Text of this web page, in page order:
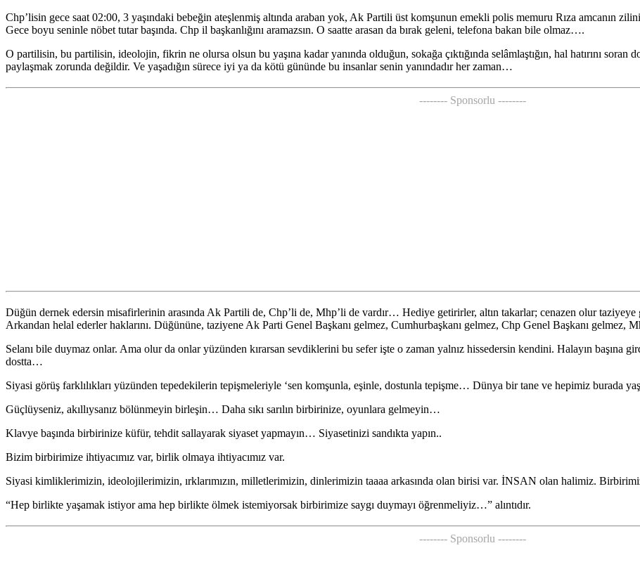
Chp’lisin gece saat 02:00, 3 yaşındaki bebeğin ateşlenmiş altında araban yok, Ak Partili üst komşunun emekli polis memuru Rıza amcanın
Gece boyu seninle nöbet tutar başında. Chp il başkanlığını aramazsın. O saatte arasan da bırak geleni, telefona bakan bile olmaz….
O partilisin, bu partilisin, ideolojin, fikrin ne olursa olsun bu yaşına kadar yanında olduğun, sokağa çıktığında selâmlaştığın, hal hatırını soran
paylaşmak zorunda değildir. Ve yaşadığın sürece iyi ya da kötü gününde bu insanlar senin yanındadır her zaman…
-------- Sponsorlu --------
Düğün dernek edersin misafirlerinin arasında Ak Partili de, Chp’li de, Mhp’li de vardır… Hediye getirirler, altın takarlar; cenazen olur
Arkandan helal ederler haklarını. Düğününe, taziyene Ak Parti Genel Başkanı gelmez, Cumhurbaşkanı gelmez, Chp Genel Başkanı gelmez,
Selanı bile duymaz onlar. Ama olur da onlar yüzünden kırarsan sevdiklerini bu sefer işte o zaman yalnız hissedersin kendini. Halayın başına
dostta…
Siyasi görüş farklılıkları yüzünden tepedekilerin tepişmeleriyle ‘sen komşunla, eşinle, dostunla tepişme… Dünya bir tane ve hepimiz burada
Güçlüyseniz, akıllıysanız bölünmeyin birleşin… Daha sıkı sarılın birbirinize, oyunlara gelmeyin…
Klavye başında birbirinize küfür, tehdit sallayarak siyaset yapmayın… Siyasetinizi sandıkta yapın..
Bizim birbirimize ihtiyacımız var, birlik olmaya ihtiyacımız var.
Siyasi kimliklerimizin, ideolojilerimizin, ırklarımızın, milletlerimizin, dinlerimizin taaaa arkasında olan birisi var. İNSAN olan halimiz.
“Hep birlikte yaşamak istiyor ama hep birlikte ölmek istemiyorsak birbirimize saygı duymayı öğrenmeliyiz…” alıntıdır.
-------- Sponsorlu --------